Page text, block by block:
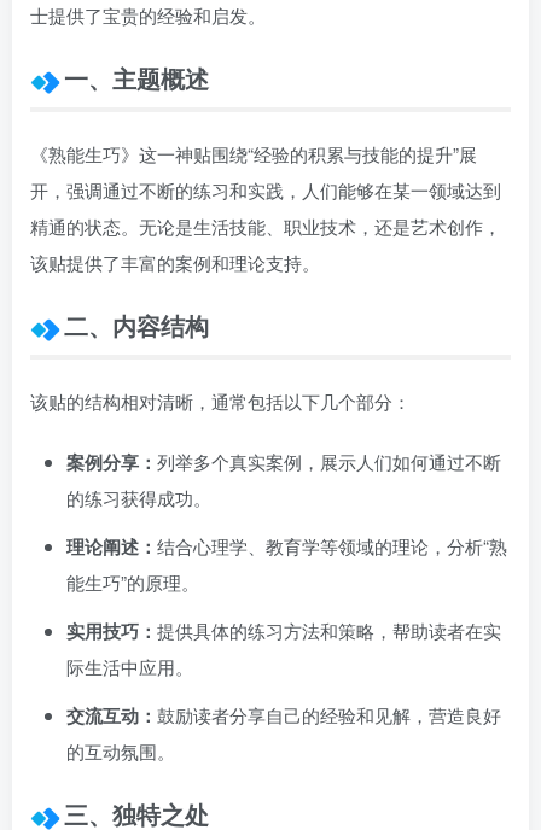
士提供了宝贵的经验和启发。
一、主题概述
《熟能生巧》这一神贴围绕“经验的积累与技能的提升”展
开，强调通过不断的练习和实践，人们能够在某一领域达到
精通的状态。无论是生活技能、职业技术，还是艺术创作，
该贴提供了丰富的案例和理论支持。
二、内容结构
该贴的结构相对清晰，通常包括以下几个部分：
案例分享： 列举多个真实案例，展示人们如何通过不断
的练习获得成功。
理论阐述： 结合心理学、教育学等领域的理论，分析“熟
能生巧”的原理。
实用技巧： 提供具体的练习方法和策略，帮助读者在实
际生活中应用。
交流互动： 鼓励读者分享自己的经验和见解，营造良好
的互动氛围。
三、独特之处